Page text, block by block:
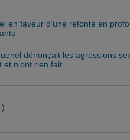
en faveur d’une refonte en
dénonçait les agressions
n’ont rien fait